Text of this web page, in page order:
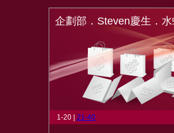
企劃部．Steven慶生．
1-20 | 21-40